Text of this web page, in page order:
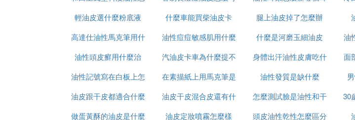
給屬馬的人帶來陽光、大海的韻味，讓孤冷的屬馬之人不再讓人覺得不可
屬羊之人愛好冒險，但毫無拘束，率性而為的作風會令他們在不經意間觸碰
一需要的不是改變，而是更多的幸運！>>>>
猴——沉木金絲
麼辦
以做美白
液好
輕油皮選什麼粉底液
什麼車能買柴油皮卡 腿上油皮掉了怎麼辦
高達仕油性馬克筆用什
麼稀釋液
油性痘痘敏感肌用什麼
水乳
什麼是河磨玉細油皮
油
油性頭皮癬用什麼治
汽油皮卡車為什麼提不
起速
身體出汗油性皮膚吃什
麼葯
面
油性記號寫在白板上怎
麼擦掉
在素描紙上用馬克筆是
水性和油性有什麼區別
油性發質是缺什麼
油皮跟干皮都適合什麼
防曬
油皮干皮混合皮還有什
麼皮
怎麼測試臉是油性和干
行
30
做蛋黃酥的油皮是什麼 油皮定妝噴霧怎麼樣 頭皮油性乾性怎麼區分